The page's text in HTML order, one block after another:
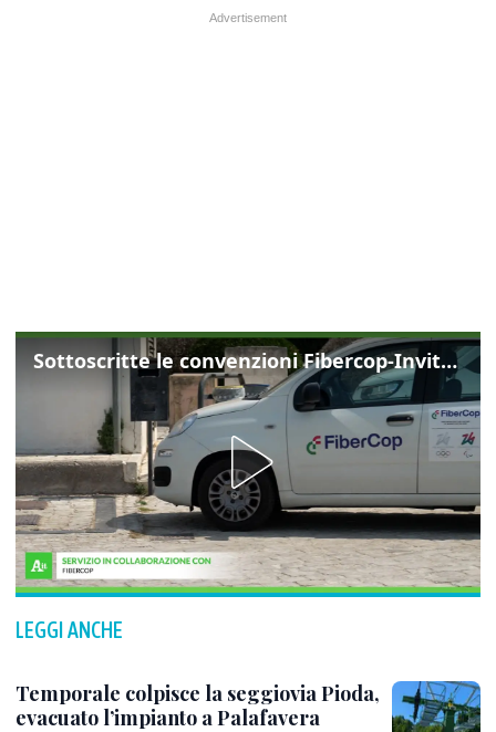
Sottoscritte le convenzioni Fibercop-Invitalia, fibra ottica per 477 mila civici
LEGGI ANCHE
Temporale colpisce la seggiovia Pioda,
evacuato l’impianto a Palafavera